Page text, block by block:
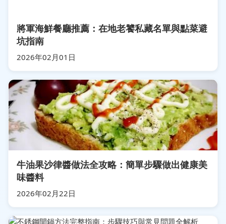
將軍海鮮餐廳推薦：在地老饕私藏名單與點菜避
坑指南
2026年02月01日
牛油果沙律醬做法全攻略：簡單步驟做出健康美
味醬料
2026年02月22日